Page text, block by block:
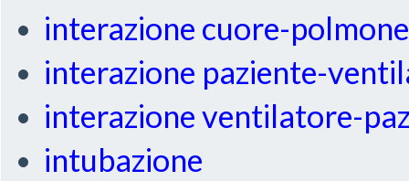
interazione cuore-polmone
interazione paziente-
interazione ventilatore-
intubazione